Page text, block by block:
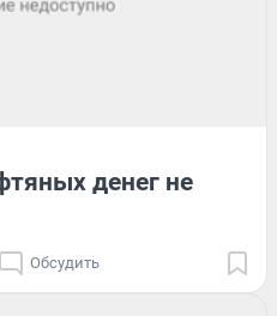
денег не
Обсудить